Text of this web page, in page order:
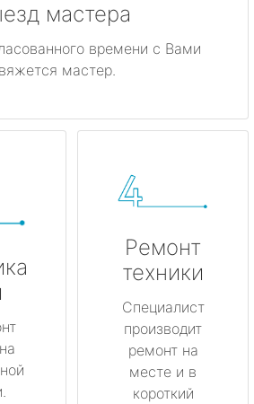
мастера
времени с Вами
мастер.
Ремонт
техники
Специалист
производит
ремонт на
месте и в
короткий